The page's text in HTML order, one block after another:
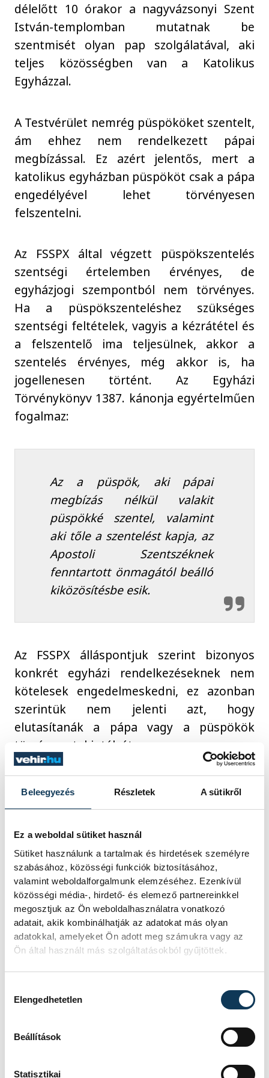
Beleegyezés Részletek A sütikről
Ez a weboldal sütiket használ
Sütiket használunk a tartalmak és hirdetések személyre
szabásához, közösségi funkciók biztosításához,
valamint weboldalforgalmunk elemzéséhez. Ezenkívül
közösségi média-, hirdető- és elemező partnereinkkel
megosztjuk az Ön weboldalhasználatra vonatkozó
adatait, akik kombinálhatják az adatokat más olyan
adatokkal, amelyeket Ön adott meg számukra vagy az
Ön által használt más szolgáltatásokból gyűjtöttek.
Elengedhetetlen
Beállítások
Statisztikai
délelőtt 10 órakor a nagyvázsonyi Szent
István-templomban mutatnak be
szentmisét olyan pap szolgálatával, aki
teljes közösségben van a Katolikus
Egyházzal.
A Testvérület nemrég püspököket szentelt,
ám ehhez nem rendelkezett pápai
megbízással. Ez azért jelentős, mert a
katolikus egyházban püspököt csak a pápa
engedélyével lehet törvényesen
felszentelni.
Az FSSPX által végzett püspökszentelés
szentségi értelemben érvényes, de
egyházjogi szempontból nem törvényes.
Ha a püspökszenteléshez szükséges
szentségi feltételek, vagyis a kézrátétel és
a felszentelő ima teljesülnek, akkor a
szentelés érvényes, még akkor is, ha
jogellenesen történt. Az Egyházi
Törvénykönyv 1387. kánonja egyértelműen
fogalmaz:
Az a püspök, aki pápai
megbízás nélkül valakit
püspökké szentel, valamint
aki tőle a szentelést kapja, az
Apostoli Szentszéknek
fenntartott önmagától beálló
kiközösítésbe esik.
Az FSSPX álláspontjuk szerint bizonyos
konkrét egyházi rendelkezéseknek nem
kötelesek engedelmeskedni, ez azonban
szerintük nem jelenti azt, hogy
elutasítanák a pápa vagy a püspökök
törvényes tekintélyét.
Mi következik mindebből?
Az FSSPX körüli vita messze túlmutat a
püspökszentelés kérdésén. Valójában
olyan alapvető egyháztani kérdésekről
szól, mint a hagyomány értelmezése, az
engedelmesség határai vagy az egyházi
egység természete.
Az egyházjog alapján a pápai megbízás
nélküli püspökszentelés automatikus,
önmagától beálló kiközösítést von maga
XIV. Leó pápa levele